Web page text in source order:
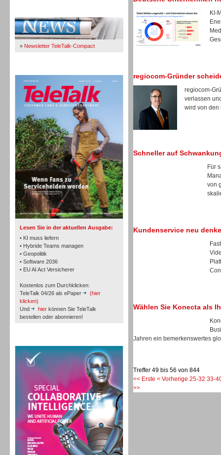
» Newsletter TeleTalk-Compact
Lesen Sie in der aktuellen Ausgabe:
• KI muss liefern
• Hybride Teams managen
• Geopolitik
• Software 2036
• EU AI Act Versicherer
Kostenlos zum Durchklicken:
TeleTalk 04/26 als ePaper
(hier
klicken)
Und
hier können Sie TeleTalk
bestellen oder abonnieren!
TK- und ACD-Systeme
Workforce-Management
Personal
KI-
regiocom-Gründer
regiocom-
verlassen
wird von den
Schneller auf
Für
von
Kundenservice neu
Wählen Sie Konecta als
Jahren ein bemerkenswertes
Treffer 49 bis 56 von 844
<< Erste < Vorherige 25-32 33-
>>